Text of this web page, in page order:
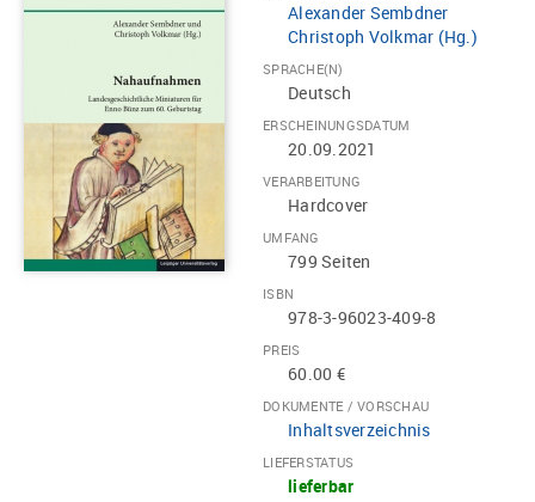
Alexander Sembdner
Christoph Volkmar (Hg.)
SPRACHE(N)
Deutsch
ERSCHEINUNGSDATUM
20.09.2021
VERARBEITUNG
Hardcover
UMFANG
799 Seiten
ISBN
978-3-96023-409-8
PREIS
60.00 €
DOKUMENTE / VORSCHAU
Inhaltsverzeichnis
LIEFERSTATUS
lieferbar